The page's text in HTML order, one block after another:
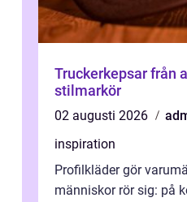
Truckerkepsar från arbetsplagg till
stilmarkör
02 augusti 2026
inspiration
Profilkläder gör
människor rör sig: på